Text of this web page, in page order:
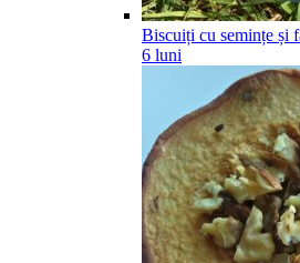
Biscuiți cu semințe și
6 luni